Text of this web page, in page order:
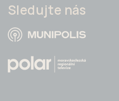
Sledujte nás